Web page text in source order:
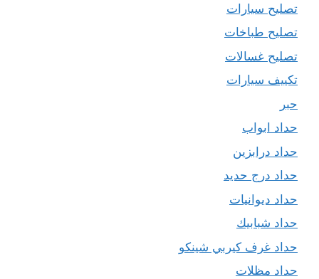
تصليح سيارات
تصليح طباخات
تصليح غسالات
تكييف سيارات
حبر
حداد ابواب
حداد درابزين
حداد درج حديد
حداد ديوانيات
حداد شبابيك
حداد غرف كيربي شينكو
حداد مظلات